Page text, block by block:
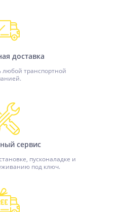
доставка
транспортной
сервис
пусконаладке и
под ключ.